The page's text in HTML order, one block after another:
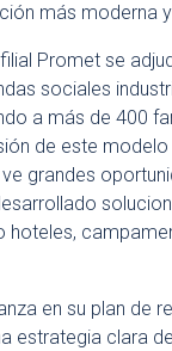
más moderna
Promet se
sociales
a más de 400
de este modelo
grandes
hoteles,
en su plan de
estrategia clara